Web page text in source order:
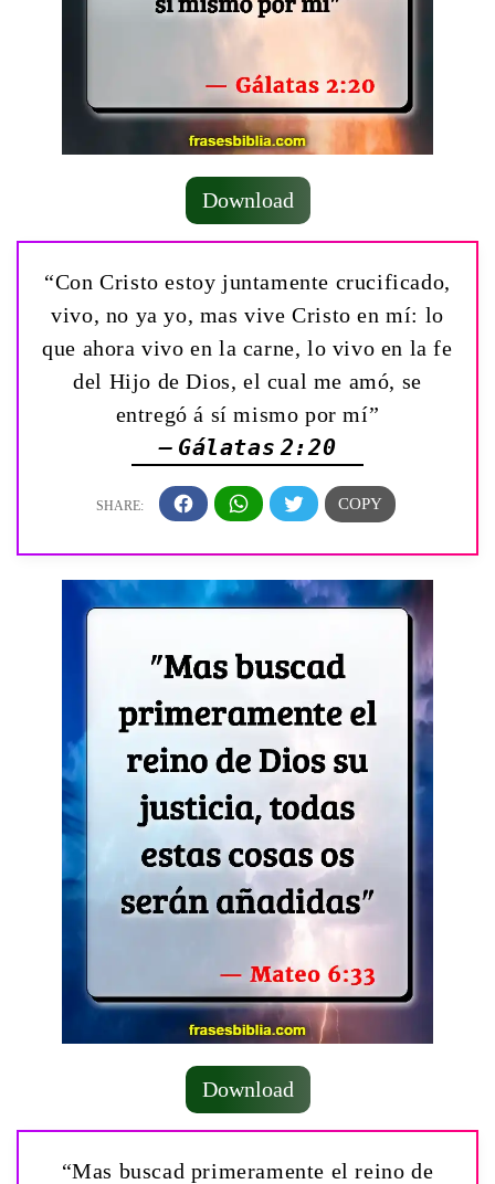
Download
“Con Cristo estoy juntamente crucificado,
vivo, no ya yo, mas vive Cristo en mí: lo
que ahora vivo en la carne, lo vivo en la fe
del Hijo de Dios, el cual me amó, se
entregó á sí mismo por mí”
— Gálatas 2:20
Download
“Mas buscad primeramente el reino de